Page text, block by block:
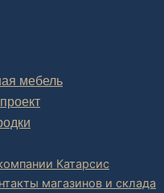
мебель
Катарсис
магазинов и склада